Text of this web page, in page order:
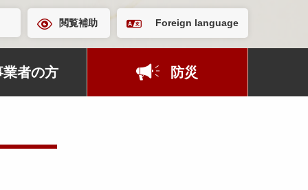
閲覧補助 Foreign language
業者の方 防災